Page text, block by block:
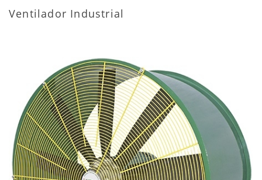
Ventilador Industrial